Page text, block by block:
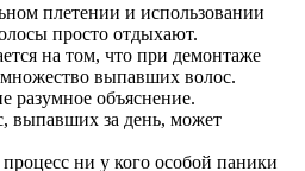
плетении и использовании
просто отдыхают.
на том, что при демонтаже
выпавших волос.
разумное объяснение.
выпавших за день, может
ни у кого особой паники